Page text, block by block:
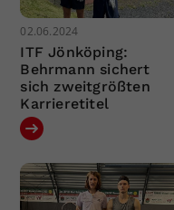
02.06.2024
ITF Jönköping:
Behrmann sichert
sich zweitgrößten
Karrieretitel